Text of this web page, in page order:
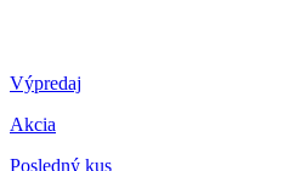
Výpredaj
Akcia
Posledný kus